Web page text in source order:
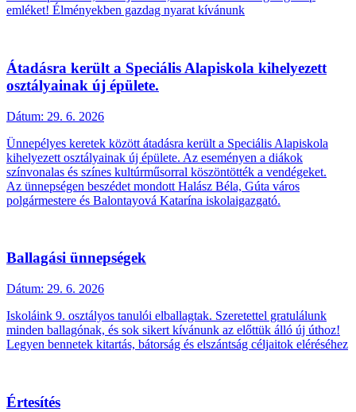
emléket! Élményekben gazdag nyarat kívánunk
Átadásra került a Speciális Alapiskola kihelyezett
osztályainak új épülete.
Dátum: 29. 6. 2026
Ünnepélyes keretek között átadásra került a Speciális Alapiskola
kihelyezett osztályainak új épülete. Az eseményen a diákok
színvonalas és színes kultúrműsorral köszöntötték a vendégeket.
Az ünnepségen beszédet mondott Halász Béla, Gúta város
polgármestere és Balontayová Katarína iskolaigazgató.
Ballagási ünnepségek
Dátum: 29. 6. 2026
Iskoláink 9. osztályos tanulói elballagtak. Szeretettel gratulálunk
minden ballagónak, és sok sikert kívánunk az előttük álló új úthoz!
Legyen bennetek kitartás, bátorság és elszántság céljaitok eléréséhez
Értesítés